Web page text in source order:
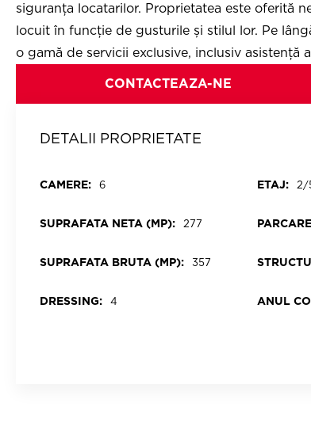
siguranța locatarilor. Proprietatea este oferită
locuit în funcție de gusturile și stilul lor. Pe
o gamă de servicii exclusive, inclusiv
CONTACTEAZA-NE
DETALII PROPRIETATE
CAMERE: 6 ETAJ: 2/
SUPRAFATA NETA (MP): 277
SUPRAFATA BRUTA (MP): 357
DRESSING: 4 ANUL